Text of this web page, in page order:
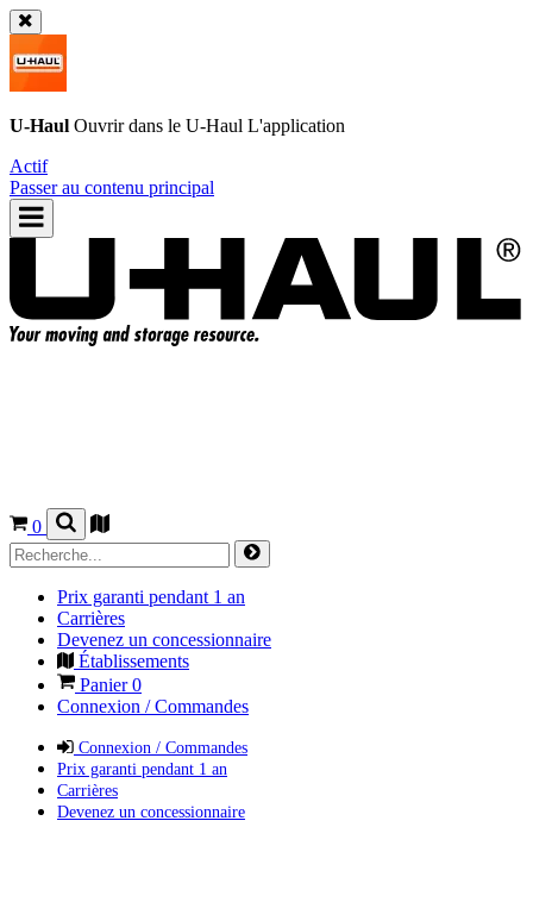
U-Haul Ouvrir dans le U-Haul L'application
Actif
Passer au contenu principal
0
Prix garanti pendant 1 an
Carrières
Devenez un concessionnaire
Établissements
Panier0
Connexion / Commandes
Connexion / Commandes
Prix garanti pendant 1 an
Carrières
Devenez un concessionnaire